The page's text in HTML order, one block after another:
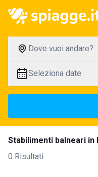
Dove vuoi andare?
Seleziona date
Stabilimenti balneari in
0 Risultati